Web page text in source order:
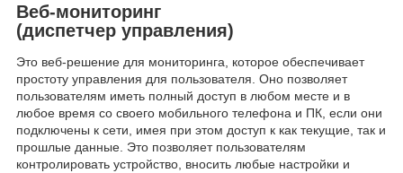
Веб-мониторинг
(диспетчер управления)
Это веб-решение для мониторинга, которое обеспечивает
простоту управления для пользователя. Оно позволяет
пользователям иметь полный доступ в любом месте и в
любое время со своего мобильного телефона и ПК, если они
подключены к сети, имея при этом доступ к как текущие, так и
прошлые данные. Это позволяет пользователям
контролировать устройство, вносить любые настройки и